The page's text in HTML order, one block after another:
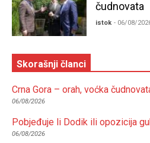
čudnovata
istok - 06/08/
Skorašnji članci
Crna Gora – orah, voćka
06/08/2026
Pobjeđuje li Dodik ili opozicija
06/08/2026